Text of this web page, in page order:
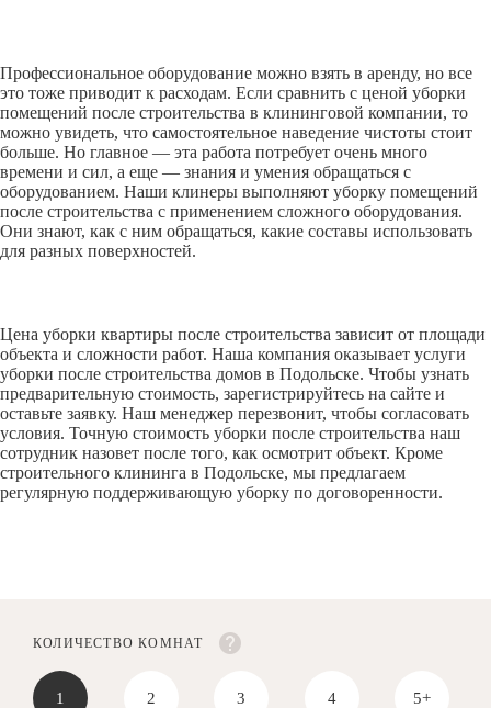
Профессиональное оборудование можно взять в аренду, но все
это тоже приводит к расходам. Если сравнить с ценой уборки
помещений после строительства в клининговой компании, то
можно увидеть, что самостоятельное наведение чистоты стоит
больше. Но главное — эта работа потребует очень много
времени и сил, а еще — знания и умения обращаться с
оборудованием. Наши клинеры выполняют уборку помещений
после строительства с применением сложного оборудования.
Они знают, как с ним обращаться, какие составы использовать
для разных поверхностей.
Цена уборки квартиры после строительства зависит от площади
объекта и сложности работ. Наша компания оказывает услуги
уборки после строительства домов в Подольске. Чтобы узнать
предварительную стоимость, зарегистрируйтесь на сайте и
оставьте заявку. Наш менеджер перезвонит, чтобы согласовать
условия. Точную стоимость уборки после строительства наш
сотрудник назовет после того, как осмотрит объект. Кроме
строительного клининга в Подольске, мы предлагаем
регулярную поддерживающую уборку по договоренности.
КОЛИЧЕСТВО КОМНАТ
1 2 3 4 5+